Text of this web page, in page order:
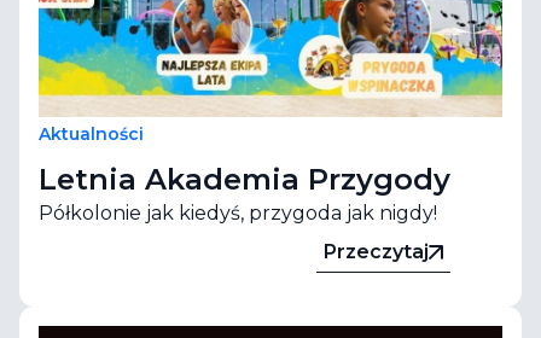
Aktualności
Letnia Akademia Przygody
Półkolonie jak kiedyś, przygoda jak nigdy!
Przeczytaj